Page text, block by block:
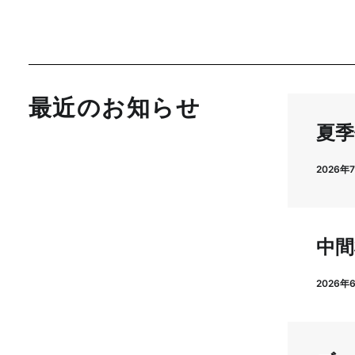
最近のお知らせ
夏
2026年
中
2026年